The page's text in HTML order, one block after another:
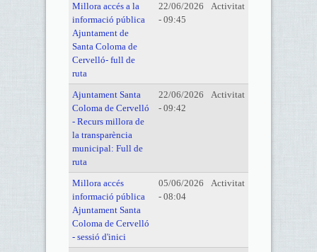
Millora accés a la
informació pública
Ajuntament de
Santa Coloma de
Cervelló- full de
ruta
22/06/2026
- 09:45
Activitat
Ajuntament Santa
Coloma de Cervelló
- Recurs millora de
la transparència
municipal: Full de
ruta
22/06/2026
- 09:42
Activitat
Millora accés
informació pública
Ajuntament Santa
Coloma de Cervelló
- sessió d'inici
05/06/2026
- 08:04
Activitat